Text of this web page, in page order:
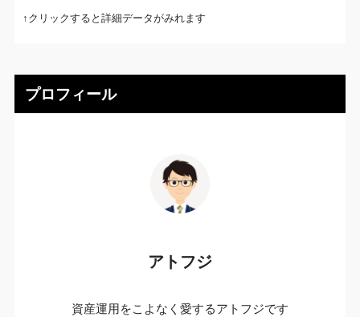
↑クリックすると詳細データがみれます
プロフィール
アトフジ
資産運用をこよなく愛するアトフジです